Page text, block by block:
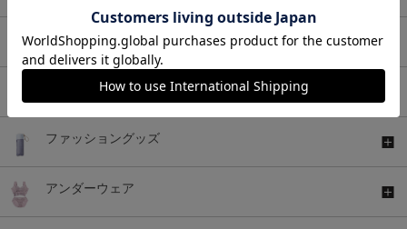
バッグ
ファッショングッズ
アンダーウェア